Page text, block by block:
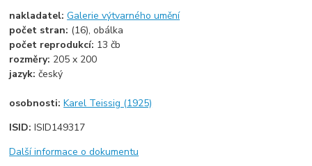
nakladatel:Galerie výtvarného umění
počet stran: (16), obálka
počet reprodukcí: 13 čb
rozměry: 205 x 200
jazyk:český
osobnosti:Karel Teissig (1925)
ISID:ISID149317
Další informace o dokumentu